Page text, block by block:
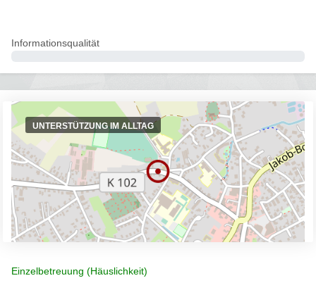
Informationsqualität
UNTERSTÜTZUNG IM ALLTAG
Einzelbetreuung (Häuslichkeit)